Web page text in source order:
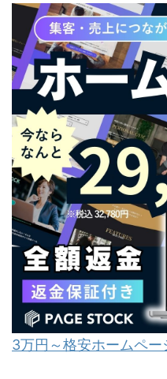
3万円～格安ホームペ